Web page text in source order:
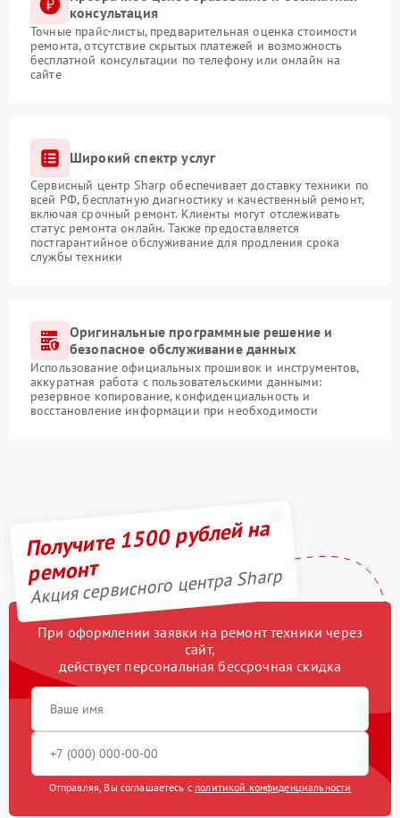
консультация
Точные прайс-листы, предварительная оценка стоимости
ремонта, отсутствие скрытых платежей и возможность
бесплатной консультации по телефону или онлайн на
сайте
Широкий спектр услуг
Сервисный центр Sharp обеспечивает доставку техники по
всей РФ, бесплатную диагностику и качественный ремонт,
включая срочный ремонт. Клиенты могут отслеживать
статус ремонта онлайн. Также предоставляется
постгарантийное обслуживание для продления срока
службы техники
Оригинальные программные решение и
безопасное обслуживание данных
Использование официальных прошивок и инструментов,
аккуратная работа с пользовательскими данными:
резервное копирование, конфиденциальность и
восстановление информации при необходимости
Получите 1500 рублей на
ремонт
Акция сервисного центра Sharp
При оформлении заявки на ремонт техники через
сайт,
действует персональная бессрочная скидка
Отправляя, Вы соглашаетесь с политикой конфиденциальности